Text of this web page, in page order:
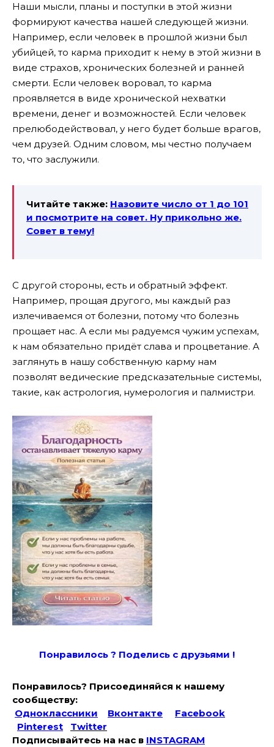
Наши мысли, планы и поступки в этой жизни
формируют качества нашей следующей жизни.
Например, если человек в прошлой жизни был
убийцей, то карма приходит к нему в этой жизни в
виде страхов, хронических болезней и ранней
смерти. Если человек воровал, то карма
проявляется в виде хронической нехватки
времени, денег и возможностей. Если человек
прелюбодействовал, у него будет больше врагов,
чем друзей. Одним словом, мы честно получаем
то, что заслужили.
Читайте также: Назовите число от 1 до 101
и посмотрите на совет. Ну прикольно же.
Совет в тему!
С другой стороны, есть и обратный эффект.
Например, прощая другого, мы каждый раз
излечиваемся от болезни, потому что болезнь
прощает нас. А если мы радуемся чужим успехам,
к нам обязательно придёт слава и процветание. А
заглянуть в нашу собственную карму нам
позволят ведические предсказательные системы,
такие, как астрология, нумерология и палмистри.
Понравилось ? Поделись с друзьями !
Понравилось? Присоединяйся к нашему
сообществу:
Одноклассники
Вконтакте
Facebook
Pinterest
Twitter
Подписывайтесь на наc в INSTAGRAM